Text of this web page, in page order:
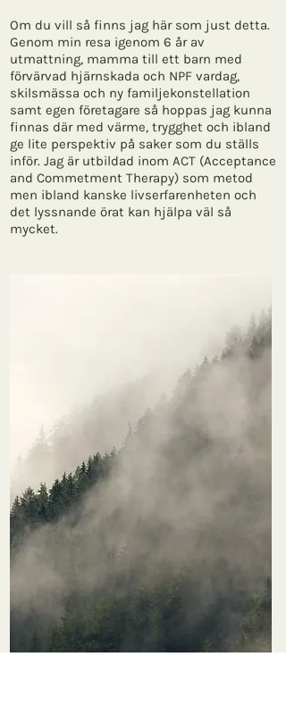
Om du vill så finns jag här som just detta.
Genom min resa igenom 6 år av
utmattning, mamma till ett barn med
förvärvad hjärnskada och NPF vardag,
skilsmässa och ny familjekonstellation
samt egen företagare så hoppas jag kunna
finnas där med värme, trygghet och ibland
ge lite perspektiv på saker som du ställs
inför. Jag är utbildad inom ACT (Acceptance
and Commetment Therapy) som metod
men ibland kanske livserfarenheten och
det lyssnande örat kan hjälpa väl så
mycket.